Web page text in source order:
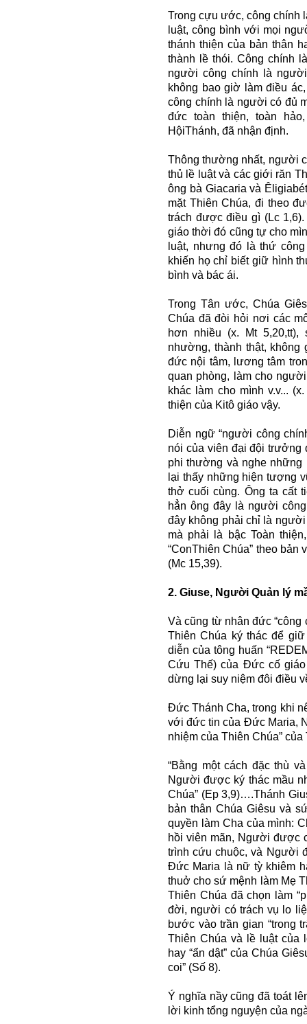
Trong cựu ước, công chính
luật, công bình với mọi
thánh thiện của bản thân
thành lề thói. Công chính
người công chính là
không bao giờ làm điều
công chính là người có đủ
đức toàn thiện, toàn
HộiThánh, đã nhận định.
Thông thường nhất, người
thủ lề luật và các giới răn
ông bà Giacaria và
mặt Thiên Chúa, đi theo
trách được điều gì (Lc
giáo thời đó cũng tự cho
luật, nhưng đó là thứ
khiến họ chỉ biết giữ hình
bình và bác ái.
Trong Tân ước, Chúa
Chúa đã đòi hỏi nơi các
hơn nhiều (x. Mt
nhường, thành thật,
đức nội tâm, lương tâm
quan phòng, làm cho
khác làm cho mình v.v...
thiện của Kitô giáo vậy.
Diễn ngữ “người công
nói của viên đại đội trưởng
phi thường và nghe những
lại thấy những hiện tượng
thở cuối cùng. Ông ta cất
hẳn ông đây là người
đây không phải chỉ là
mà phải là bậc Toàn
“ConThiên Chúa” theo bản
(Mc 15,39).
2. Giuse, Người Quản lý
Và cũng từ nhân đức
Thiên Chúa ký thác để
diễn của tông huấn
Cứu Thế) của Đức cố giáo
dừng lại suy niệm đôi điều
Đức Thánh Cha, trong khi
với đức tin của Đức Maria,
nhiệm của Thiên Chúa” của
“Bằng một cách đặc thù
Người được ký thác mầu
Chúa” (Ep 3,9)….Thánh
bản thân Chúa Giêsu và
quyền làm Cha của mình:
hồi viên mãn, Người được
trình cứu chuộc, và Người
Đức Maria là nữ tỳ khiêm
thuở cho sứ mệnh làm Mẹ
Thiên Chúa đã chọn làm
đời, người có trách vụ lo
bước vào trần gian “trong
Thiên Chúa và lề luật của
hay “ẩn dật” của Chúa
coi” (Số 8).
Ý nghĩa nầy cũng đã toát
lời kinh tổng nguyện của